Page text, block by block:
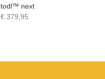
todl™ next
€ 379,95